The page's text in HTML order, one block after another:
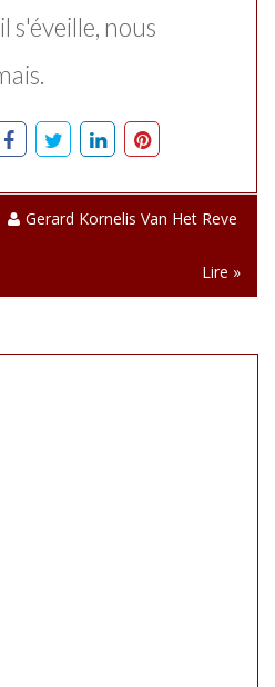
s'éveille, nous
Gerard Kornelis Van Het Reve
Lire »